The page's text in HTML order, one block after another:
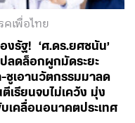
เพื่อไทย
รัฐ! ‘ศ.ดร.ยศชนัน’
ลดล็อกผูกมัดระยะ
-ชูเอานวัตกรรมมาลด
เรียนจบไม่เคว้ง มุ่ง
เคลื่อนอนาคตประเทศ